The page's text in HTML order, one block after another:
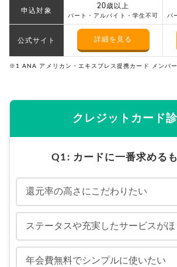
申込対象
20歳以上
パート・アルバイト・学生不可 パ
公式サイト 詳細を見る
※1 ANA アメリカン・エキスプレス提携カード メンバ
クレジットカード
Q1: カードに一番求める
還元率の高さにこだわりたい
ステータスや充実したサービスがほ
年会費無料でシンプルに使いたい